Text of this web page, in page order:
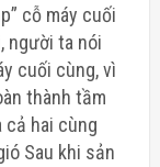
cỗ máy cuối
người ta nói
cuối cùng, vì
thành tầm
cả hai cùng
Sau khi sản